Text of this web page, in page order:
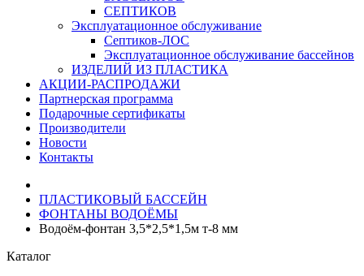
СЕПТИКОВ
Эксплуатационное обслуживание
Септиков-ЛОС
Эксплуатационное обслуживание бассейнов
ИЗДЕЛИЙ ИЗ ПЛАСТИКА
АКЦИИ-РАСПРОДАЖИ
Партнерская программа
Подарочные сертификаты
Производители
Новости
Контакты
ПЛАСТИКОВЫЙ БАССЕЙН
ФОНТАНЫ ВОДОЁМЫ
Водоём-фонтан 3,5*2,5*1,5м т-8 мм
Каталог